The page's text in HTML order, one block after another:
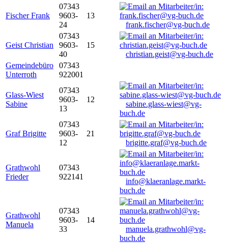
Fischer Frank
07343
9603-
24
13
frank.fischer@vg-buch.de
Geist Christian
07343
9603-
40
15
christian.geist@vg-buch.de
Gemeindebüro
Unterroth
07343
922001
Glass-Wiest
Sabine
07343
9603-
13
12
sabine.glass-wiest@vg-
buch.de
Graf Brigitte
07343
9603-
12
21
brigitte.graf@vg-buch.de
Grathwohl
Frieder
07343
922141
info@klaeranlage.markt-
buch.de
Grathwohl
Manuela
07343
9603-
33
14
manuela.grathwohl@vg-
buch.de